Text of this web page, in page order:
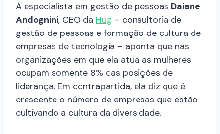
A especialista em gestão de pessoas Daiane
Andognini, CEO da Hug – consultoria de
gestão de pessoas e formação de cultura de
empresas de tecnologia – aponta que nas
organizações em que ela atua as mulheres
ocupam somente 8% das posições de
liderança. Em contrapartida, ela diz que é
crescente o número de empresas que estão
cultivando a cultura da diversidade.